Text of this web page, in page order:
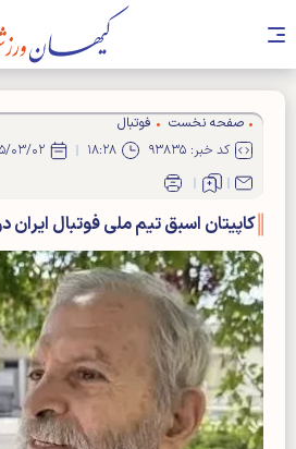
صفحه نخست
فوتبال
کد خبر: ۹۳۸۳۵
۱۸:۲۸ ۱۴۰۵/
کاپیتان اسبق تیم ملی فوتبال